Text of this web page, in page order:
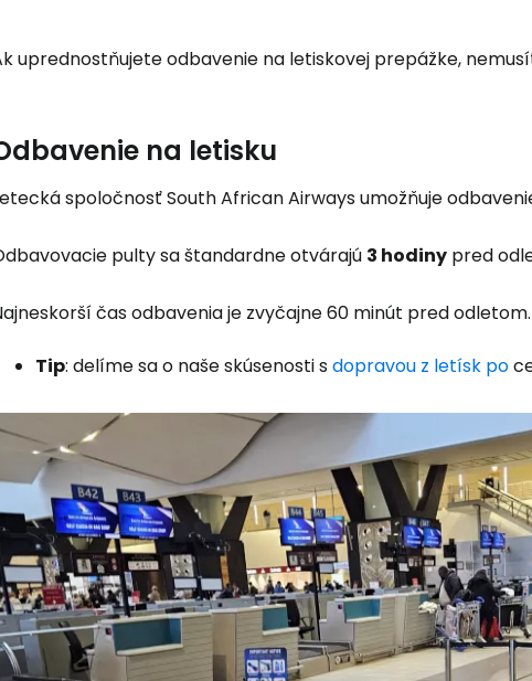
uprednostňujete odbavenie na letiskovej prepážke,
na letisku
spoločnosť South African Airways umožňuje
pulty sa štandardne otvárajú 3 hodiny pred
čas odbavenia je zvyčajne 60 minút pred odletom.
Tip: delíme sa o naše skúsenosti sdopravou z letísk po